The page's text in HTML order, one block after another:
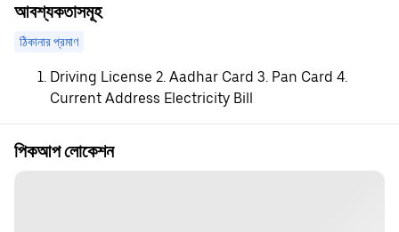
আবশ্যকতাসমূহ
ঠিকানার প্রমাণ
Driving License 2. Aadhar Card 3. Pan Card 4.
Current Address Electricity Bill
পিকআপ লোকেশন